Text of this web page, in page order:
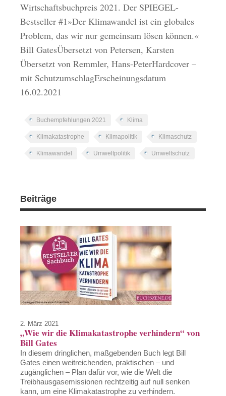
Wirtschaftsbuchpreis 2021. Der SPIEGEL-
Bestseller #1»Der Klimawandel ist ein globales
Problem, das wir nur gemeinsam lösen können.«
Bill GatesÜbersetzt von Petersen, Karsten
Übersetzt von Remmler, Hans-PeterHardcover –
mit SchutzumschlagErscheinungsdatum
16.02.2021
Buchempfehlungen 2021 Klima
Klimakatastrophe Klimapolitik Klimaschutz
Klimawandel Umweltpolitik Umweltschutz
Beiträge
2. März 2021
„Wie wir die Klimakatastrophe verhindern“ von
Bill Gates
In diesem dringlichen, maßgebenden Buch legt Bill
Gates einen weitreichenden, praktischen – und
zugänglichen – Plan dafür vor, wie die Welt die
Treibhausgasemissionen rechtzeitig auf null senken
kann, um eine Klimakatastrophe zu verhindern.